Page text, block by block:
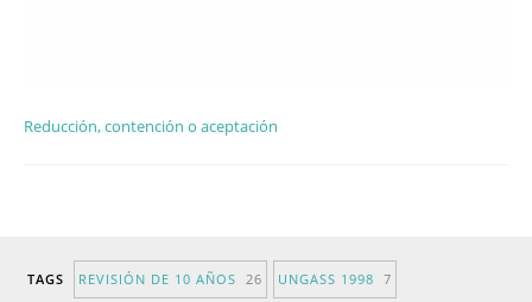
Reducción, contención o aceptación
TAGS REVISIÓN DE 10 AÑOS 26 UNGASS 1998 7